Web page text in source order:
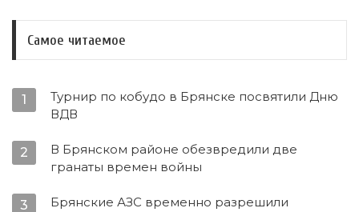
Самое читаемое
1
Турнир по кобудо в Брянске посвятили Дню
ВДВ
2
В Брянском районе обезвредили две
гранаты времен войны
3
Брянские АЗС временно разрешили